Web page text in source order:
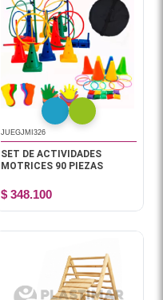
JUEGJMI326
SET DE ACTIVIDADES
MOTRICES 90 PIEZAS
$ 348.100